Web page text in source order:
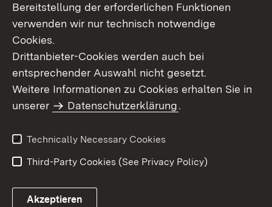
Site Map
Contact Us
Imprint
Data Protection
Accessibility
Bereitstellung der erforderlichen Funktionen
verwenden wir nur technisch notwendige
Cookies.
Drittanbieter-Cookies werden auch bei
entsprechender Auswahl nicht gesetzt.
Weitere Informationen zu Cookies erhalten Sie in
unserer
Datenschutzerklärung.
Technically Necessary Cookies
Third-Party Cookies (See Privacy Policy)
Akzeptieren